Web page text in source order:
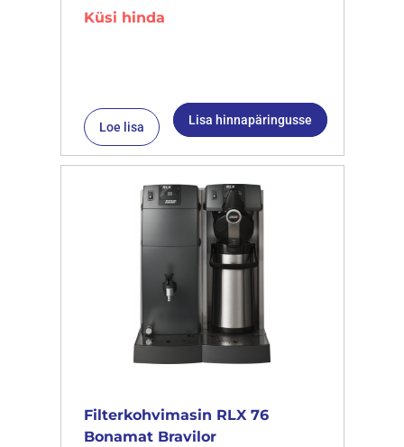
Küsi hinda
Loe lisa Lisa hinnapäringusse
Filterkohvimasin RLX 76
Bonamat Bravilor